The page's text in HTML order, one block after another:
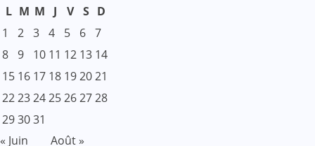
L M M J V S D
1
2 3 4 5 6 7
8 9 10 11 12 13 14
15 16 17 18 192021
22232425262728
293031
« Juin
Août »